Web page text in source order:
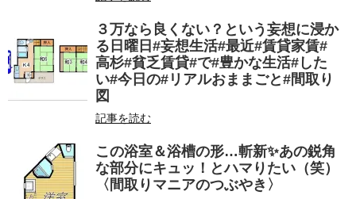
３万なら良くない？という妄想に浸か
る日曜日#妄想生活#最近#賃貸家賃#
高杉#貧乏賃貸#で#豊かな生活#した
い#今日の#リアルおままごと#間取り
図
記事を読む
この浴室＆浴槽の形…斬新✨あの鋭角
な部分にキュッ！とハマりたい（笑）
〈間取りマニアのつぶやき〉